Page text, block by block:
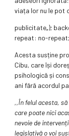
viața lor nu le pot
publicitate„);
repeat: no-
Acesta susține
Cibu, care își
psihologică și
ani fără acordul
,,În felul acesta,
care poate nici
nevoie de
legislativă o voi